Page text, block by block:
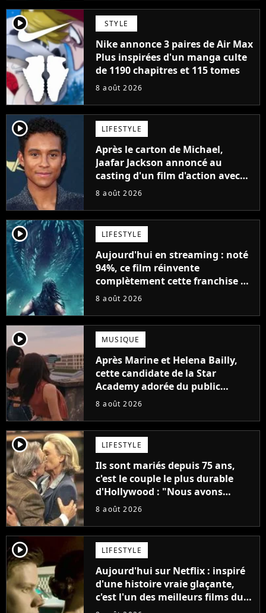
player2 STYLE
Nike annonce 3 paires de Air Max
Plus inspirées d'un manga culte
de 1190 chapitres et 115 tomes
8 août 2026
player2 LIFESTYLE
Après le carton de Michael,
Jaafar Jackson annoncé au
casting d'un film d'action avec
Will Smith
8 août 2026
player2 LIFESTYLE
Aujourd'hui en streaming : noté
94%, ce film réinvente
complètement cette franchise de
science-fiction vieille de 40 ans
8 août 2026
player2 MUSIQUE
Après Marine et Helena Bailly,
cette candidate de la Star
Academy adorée du public
annonce son premier album,
8 août 2026
player2 LIFESTYLE
Ils sont mariés depuis 75 ans,
c'est le couple le plus durable
d'Hollywood : "Nous avons
avancé jour après jour, et les
décennies"
8 août 2026
player2 LIFESTYLE
Aujourd'hui sur Netflix : inspiré
d'une histoire vraie glaçante,
c'est l'un des meilleurs films du
21ème siècle